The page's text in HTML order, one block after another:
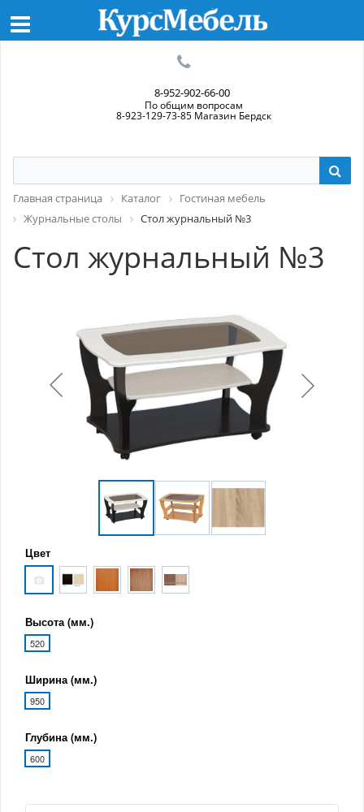
8-952-902-66-00
По общим вопросам
8-923-129-73-85 Магазин Бердск
Главная страница Каталог
Гостиная мебель
Журнальные столы
Стол журнальный №3
Стол журнальный №3
Цвет
Высота (мм.)
520
Ширина (мм.)
950
Глубина (мм.)
600